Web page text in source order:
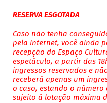
RESERVA ESGOTADA
Caso não tenha
pela internet, você ainda
recepção do Espaço
espetáculo, a partir das
ingressos reservados e
receberá apenas um
o caso, estando o número
sujeito à lotação máxima